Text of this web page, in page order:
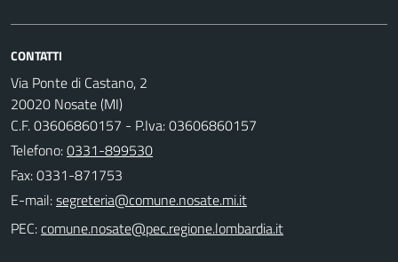
CONTATTI
Via Ponte di Castano, 2
20020 Nosate (MI)
C.F. 03606860157 - P.Iva: 03606860157
Telefono:0331-899530
Fax: 0331-871753
E-mail:
PEC: